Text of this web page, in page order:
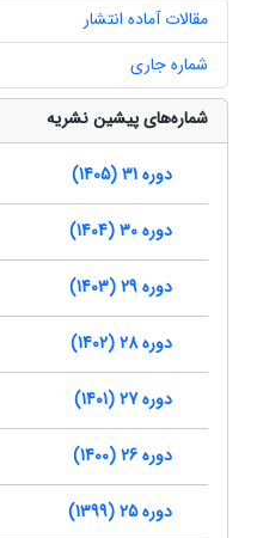
مقالات آماده انتشار
شماره جاری
شماره‌های پیشین نشریه
دوره 31 (1405)
دوره 30 (1404)
دوره 29 (1403)
دوره 28 (1402)
دوره 27 (1401)
دوره 26 (1400)
دوره 25 (1399)